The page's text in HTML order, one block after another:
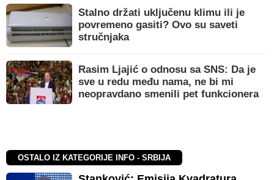
Stalno držati uključenu klimu ili je
povremeno gasiti? Ovo su saveti
stručnjaka
Rasim Ljajić o odnosu sa SNS: Da je
sve u redu među nama, ne bi mi
neopravdano smenili pet funkcionera
OSTALO IZ KATEGORIJE INFO - SRBIJA